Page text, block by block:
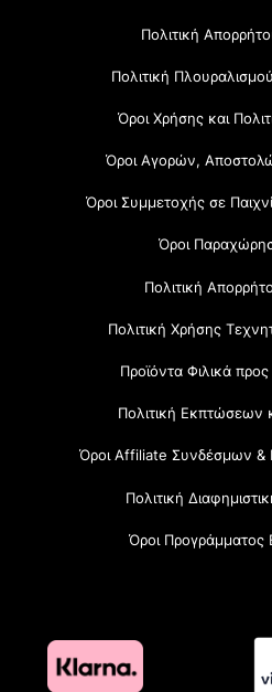
Πολιτική
Πολιτική
Όροι Χρήσης και
Όροι Αγορών,
Όροι Συμμετοχής σε
Όροι
Πολιτική
Πολιτική Χρήσης
Προϊόντα Φιλικά
Πολιτική Εκπτώσεων
Όροι Affiliate Συνδέσμων &
Πολιτική
Όροι Προγράμματος